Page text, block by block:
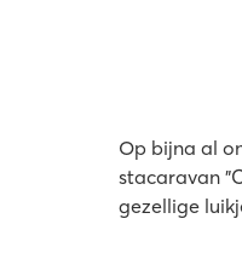
Op bijna al
stacaravan
gezellige